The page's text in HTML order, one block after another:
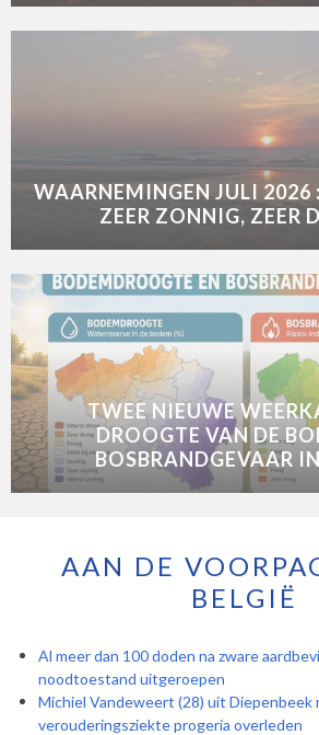
WAARNEMINGEN JULI 2026
ZEER ZONNIG, ZEER
TWEE NIEUWE
DROOGTE VAN DE
BOSBRANDGEVAAR
AAN DE
BELGIË
Al meer dan 100 doden na zware
noodtoestand uitgeroepen
Michiel Vandeweert (28) uit Diepenbeek
verouderingsziekte progeria overleden